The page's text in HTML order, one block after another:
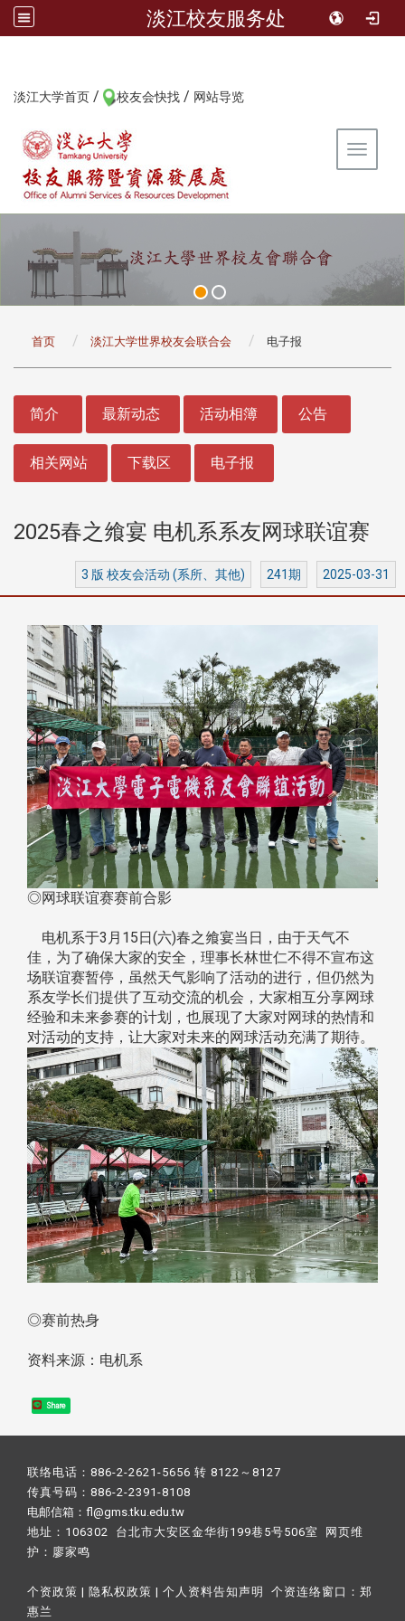
淡江校友服务处
淡江大学首页 / 校友会快找 / 网站导览
Toggle
首页 淡江大学世界校友会联合会 电子报
简介 最新动态 活动相簿 公告
相关网站 下载区 电子报
2025春之飨宴 电机系系友网球联谊赛
3 版 校友会活动 (系所、其他) 241期 2025-03-31
◎网球联谊赛赛前合影
电机系于3月15日(六)春之飨宴当日，由于天气不
佳，为了确保大家的安全，理事长林世仁不得不宣布这
场联谊赛暂停，虽然天气影响了活动的进行，但仍然为
系友学长们提供了互动交流的机会，大家相互分享网球
经验和未来参赛的计划，也展现了大家对网球的热情和
对活动的支持，让大家对未来的网球活动充满了期待。
◎赛前热身
资料来源：电机系
Share
联络电话：886-2-2621-5656 转 8122～8127
传真号码：886-2-2391-8108
电邮信箱：fl@gms.tku.edu.tw
地址：106302 台北市大安区金华街199巷5号506室 网页维
护： 廖家鸣​
个资政策 | 隐私权政策 | 个人资料告知声明 个资连络窗口： 郑
惠兰